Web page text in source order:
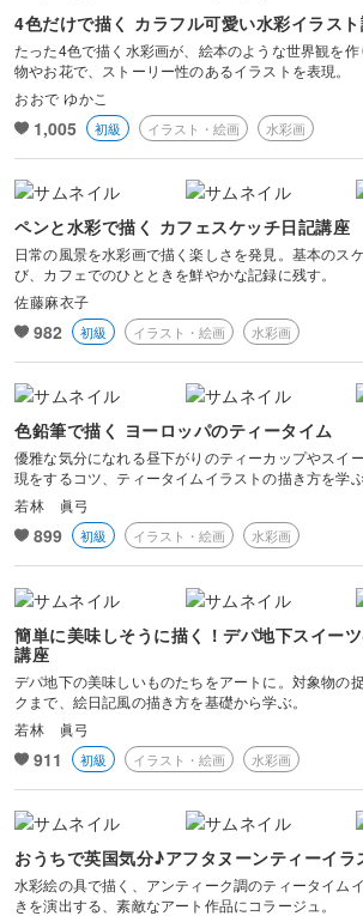
4色だけで描く カラフル可愛い水彩イラス
たった4色で描く水彩画が、絵本のような世界観を
物やお花で、ストーリー性のあるイラストを表現。
おおで ゆかこ
1,005 初級 イラスト・絵画 水彩画
ペンと水彩で描く カフェスケッチ日記講座
日常の風景を水彩画で描く楽しさを発見。基本のス
び、カフェでのひとときを鮮やかな記録に残す。
佐藤麻衣子
982 初級 イラスト・絵画 水彩画
色鉛筆で描く ヨーロッパのティータイム
優雅な気分になれる昼下がりのティーカップやスイ
現をするコツ、ティータイムイラストの描き方を学ぶ
若林 眞弓
899 初級 イラスト・絵画 水彩画
簡単に美味しそうに描く！デパ地下スイー
講座
デパ地下の美味しいものたちをアートに。対象物の
クまで、絵日記風の描き方を基礎から学ぶ。
若林 眞弓
911 初級 イラスト・絵画 水彩画
おうちで英国気分♪アフタヌーンティーイラ
水彩絵の具で描く、アンティーク調のティータイム
きを演出する、素敵なアート作品にコラージュ。